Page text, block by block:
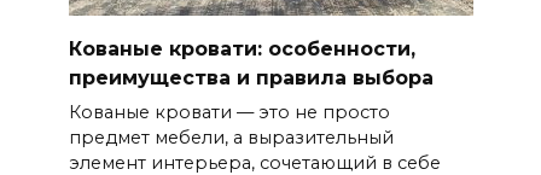
Кованые кровати: особенности,
преимущества и правила выбора
Кованые кровати — это не просто
предмет мебели, а выразительный
элемент интерьера, сочетающий в себе